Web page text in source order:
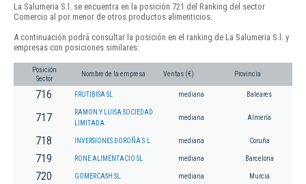
La Salumeria S.l. se encuentra en la posición 721 del Ranking del sector
Comercio al por menor de otros productos alimenticios.
A continuación podrá consultar la posición en el ranking de La Salumeria S.l. y
empresas con posiciones similares:
Posición
Sector
Nombre de la empresa Ventas (€) Provincia
716 FRUTIBISA SL mediana Baleares
717
RAMON Y LUISA SOCIEDAD
LIMITADA.
mediana Almería
718 INVERSIONES DOROÑA S.L. mediana Coruña
719 RONE ALIMENTACIO SL mediana Barcelona
720 GOMERCASH SL. mediana Murcia